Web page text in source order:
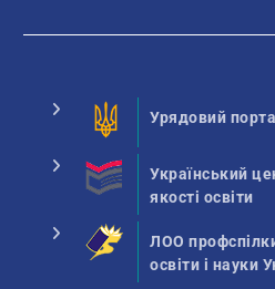
Урядовий
Український
якості освіти
ЛОО
освіти і науки